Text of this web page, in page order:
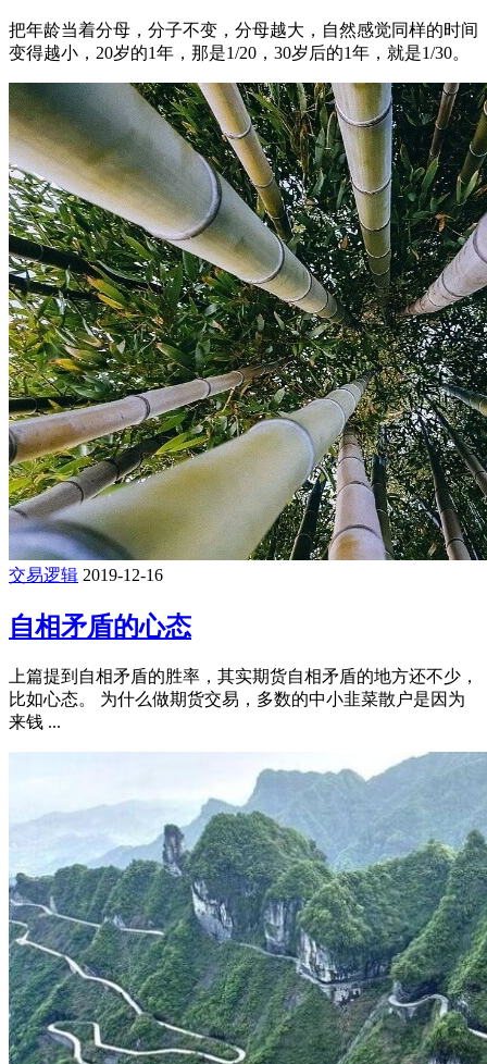
把年龄当着分母，分子不变，分母越大，自然感觉同样的时间
变得越小​，20岁的1年，那是1/20，30岁后的1年，就是1​/30。
交易逻辑 2019-12-16
自相矛盾的心态
上篇提到自相矛盾的胜率，其实期货自相矛盾的地方还不少，
比如心态。 为什么做期货交易，多数的中小韭菜散户是因为
来钱 ...